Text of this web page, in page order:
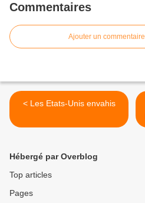
Commentaires
Ajouter un commentaire
< Les Etats-Unis envahis
Hébergé par Overblog
Top articles
Pages